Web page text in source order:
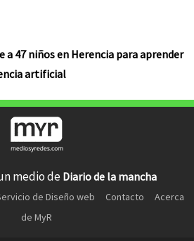
47 niños en Herencia para aprender
artificial
medio de Diario de la mancha
de Diseño web Contacto
Acerca
de MyR